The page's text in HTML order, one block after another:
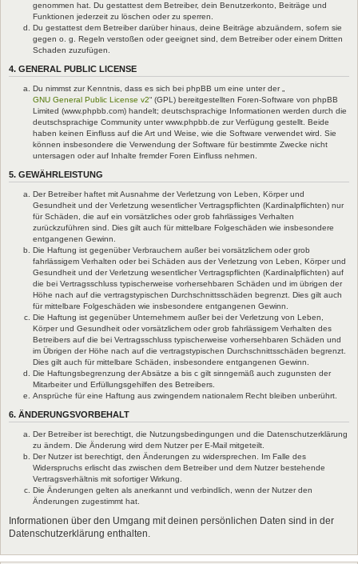
genommen hat. Du gestattest dem Betreiber, dein Benutzerkonto, Beiträge und
Funktionen jederzeit zu löschen oder zu sperren.
Du gestattest dem Betreiber darüber hinaus, deine Beiträge abzuändern, sofern sie
gegen o. g. Regeln verstoßen oder geeignet sind, dem Betreiber oder einem Dritten
Schaden zuzufügen.
4. GENERAL PUBLIC LICENSE
Du nimmst zur Kenntnis, dass es sich bei phpBB um eine unter der „
GNU General Public License v2“ (GPL) bereitgestellten Foren-Software von phpBB
Limited (www.phpbb.com) handelt; deutschsprachige Informationen werden durch die
deutschsprachige Community unter www.phpbb.de zur Verfügung gestellt. Beide
haben keinen Einfluss auf die Art und Weise, wie die Software verwendet wird. Sie
können insbesondere die Verwendung der Software für bestimmte Zwecke nicht
untersagen oder auf Inhalte fremder Foren Einfluss nehmen.
5. GEWÄHRLEISTUNG
Der Betreiber haftet mit Ausnahme der Verletzung von Leben, Körper und
Gesundheit und der Verletzung wesentlicher Vertragspflichten (Kardinalpflichten) nur
für Schäden, die auf ein vorsätzliches oder grob fahrlässiges Verhalten
zurückzuführen sind. Dies gilt auch für mittelbare Folgeschäden wie insbesondere
entgangenen Gewinn.
Die Haftung ist gegenüber Verbrauchern außer bei vorsätzlichem oder grob
fahrlässigem Verhalten oder bei Schäden aus der Verletzung von Leben, Körper und
Gesundheit und der Verletzung wesentlicher Vertragspflichten (Kardinalpflichten) auf
die bei Vertragsschluss typischerweise vorhersehbaren Schäden und im übrigen der
Höhe nach auf die vertragstypischen Durchschnittsschäden begrenzt. Dies gilt auch
für mittelbare Folgeschäden wie insbesondere entgangenen Gewinn.
Die Haftung ist gegenüber Unternehmern außer bei der Verletzung von Leben,
Körper und Gesundheit oder vorsätzlichem oder grob fahrlässigem Verhalten des
Betreibers auf die bei Vertragsschluss typischerweise vorhersehbaren Schäden und
im Übrigen der Höhe nach auf die vertragstypischen Durchschnittsschäden begrenzt.
Dies gilt auch für mittelbare Schäden, insbesondere entgangenen Gewinn.
Die Haftungsbegrenzung der Absätze a bis c gilt sinngemäß auch zugunsten der
Mitarbeiter und Erfüllungsgehilfen des Betreibers.
Ansprüche für eine Haftung aus zwingendem nationalem Recht bleiben unberührt.
6. ÄNDERUNGSVORBEHALT
Der Betreiber ist berechtigt, die Nutzungsbedingungen und die Datenschutzerklärung
zu ändern. Die Änderung wird dem Nutzer per E-Mail mitgeteilt.
Der Nutzer ist berechtigt, den Änderungen zu widersprechen. Im Falle des
Widerspruchs erlischt das zwischen dem Betreiber und dem Nutzer bestehende
Vertragsverhältnis mit sofortiger Wirkung.
Die Änderungen gelten als anerkannt und verbindlich, wenn der Nutzer den
Änderungen zugestimmt hat.
Informationen über den Umgang mit deinen persönlichen Daten sind in der
Datenschutzerklärung enthalten.